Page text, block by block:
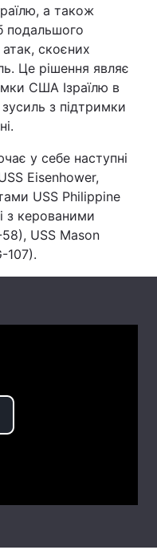
а також
подальшого
скоєних
Це рішення являє
США Ізраїлю в
з підтримки
у себе наступні
Eisenhower,
USS Philippine
з керованими
USS Mason
107).